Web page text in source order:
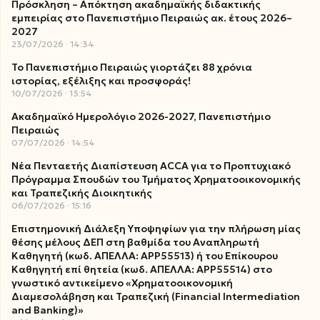
Πρόσκληση – Απόκτηση ακαδημαϊκής διδακτικής
εμπειρίας στο Πανεπιστήμιο Πειραιώς ακ. έτους 2026–
2027
23/07/2026 14:34
Το Πανεπιστήμιο Πειραιώς γιορτάζει 88 χρόνια
ιστορίας, εξέλιξης και προσφοράς!
10/07/2026 13:54
Ακαδημαϊκό Ημερολόγιο 2026-2027, Πανεπιστήμιο
Πειραιώς
07/07/2026 14:54
Νέα Πενταετής Διαπίστευση ACCA για το Προπτυχιακό
Πρόγραμμα Σπουδών του Τμήματος Χρηματοοικονομικής
και Τραπεζικής Διοικητικής
06/07/2026 15:16
Επιστημονική Διάλεξη Υποψηφίων για την πλήρωση μίας
θέσης μέλους ΔΕΠ στη βαθμίδα του Αναπληρωτή
Καθηγητή (κωδ. ΑΠΕΛΛΑ: ΑΡΡ55513) ή του Επίκουρου
Καθηγητή επί θητεία (κωδ. ΑΠΕΛΛΑ: ΑΡΡ55514) στο
γνωστικό αντικείμενο «Χρηματοοικονομική
Διαμεσολάβηση και Τραπεζική (Financial Intermediation
and Banking)»